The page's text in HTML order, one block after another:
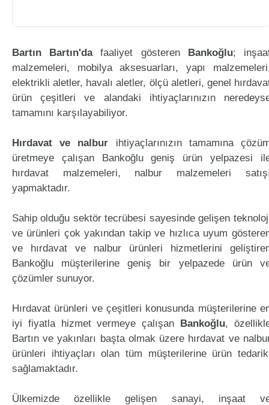
Bartın Bartın'dafaaliyet gösteren Bankoğlu;
malzemeleri, mobilya aksesuarları, yapı
elektrikli aletler, havalı aletler, ölçü aletleri, genel
ürün çeşitleri ve alandaki ihtiyaçlarınızın
tamamını karşılayabiliyor.
Hırdavat ve nalbur ihtiyaçlarınızın tamamına
üretmeye çalışan Bankoğlu geniş ürün yelpazesi
hırdavat malzemeleri, nalbur malzemeleri
yapmaktadır.
Sahip olduğu sektör tecrübesi sayesinde gelişen
ve ürünleri çok yakından takip ve hızlıca uyum
ve hırdavat ve nalbur ürünleri hizmetlerini
Bankoğlu müşterilerine geniş bir yelpazede ürün
çözümler sunuyor.
Hırdavat ürünleri ve çeşitleri konusunda müşterilerine
iyi fiyatla hizmet vermeye çalışan Bankoğlu,
Bartın ve yakınları başta olmak üzere hırdavat ve
ürünleri ihtiyaçları olan tüm müşterilerine ürün
sağlamaktadır.
Ülkemizde özellikle gelişen sanayi, inşaat